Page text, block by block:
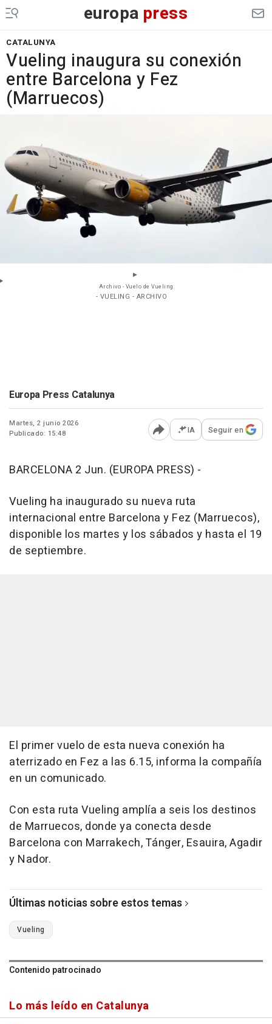
europa press
CATALUNYA
Vueling inaugura su conexión
entre Barcelona y Fez
(Marruecos)
Archivo - Vuelo de Vueling
- VUELING - ARCHIVO
Europa Press Catalunya
Martes, 2 junio 2026
Publicado: 15:48
Abrir opciones para
IA Seguir en
BARCELONA 2 Jun. (EUROPA PRESS) -
Vueling ha inaugurado su nueva ruta
internacional entre Barcelona y Fez (Marruecos),
disponible los martes y los sábados y hasta el 19
de septiembre.
El primer vuelo de esta nueva conexión ha
aterrizado en Fez a las 6.15, informa la compañía
en un comunicado.
Con esta ruta Vueling amplía a seis los destinos
de Marruecos, donde ya conecta desde
Barcelona con Marrakech, Tánger, Esauira, Agadir
y Nador.
Últimas noticias sobre estos temas
Vueling
Contenido patrocinado
Lo más leído en Catalunya